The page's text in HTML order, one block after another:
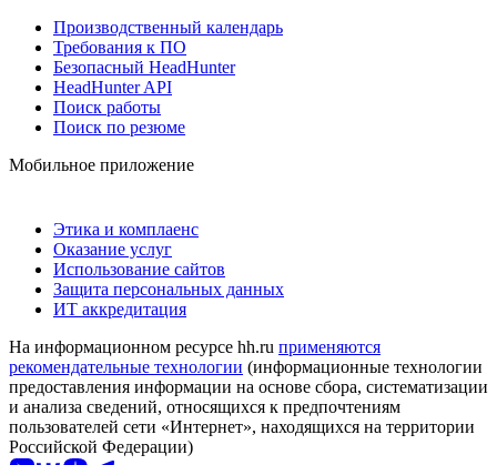
Производственный календарь
Требования к ПО
Безопасный HeadHunter
HeadHunter API
Поиск работы
Поиск по резюме
Мобильное приложение
Этика и комплаенс
Оказание услуг
Использование сайтов
Защита персональных данных
ИТ аккредитация
На информационном ресурсе hh.ru применяются
рекомендательные технологии (информационные технологии
предоставления информации на основе сбора, систематизации
и анализа сведений, относящихся к предпочтениям
пользователей сети «Интернет», находящихся на территории
Российской Федерации)